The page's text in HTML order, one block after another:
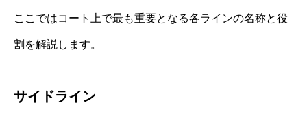
ここではコート上で最も重要となる各ラインの名称と役
割を解説します。
サイドライン